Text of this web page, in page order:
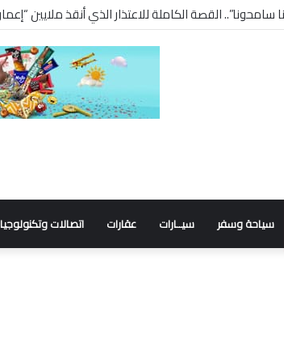
سياحة وسفر سيــارات عقارات اتصالات وتكنولوجيا